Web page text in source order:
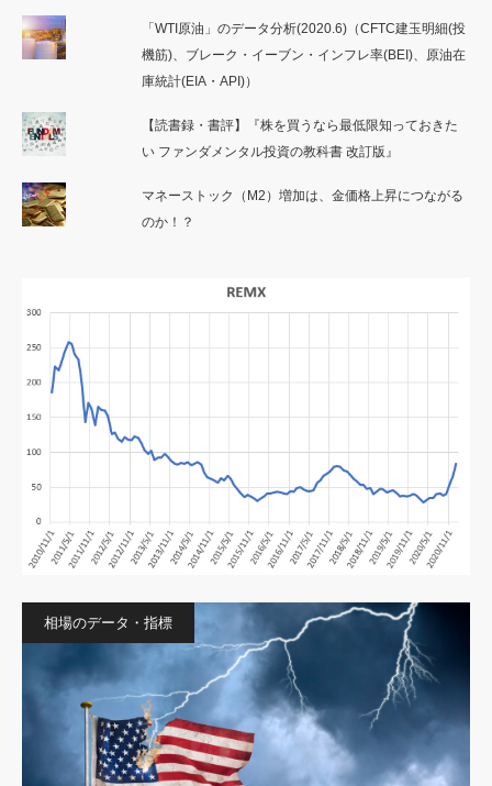
「WTI原油」のデータ分析(2020.6)（CFTC建玉明細(投
機筋)、ブレーク・イーブン・インフレ率(BEI)、原油在
庫統計(EIA・API)）
【読書録・書評】『株を買うなら最低限知っておきた
い ファンダメンタル投資の教科書 改訂版』
マネーストック（M2）増加は、金価格上昇につながる
のか！？
相場のデータ・指標